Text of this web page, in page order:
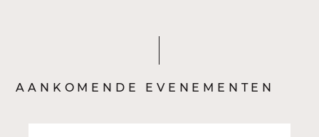
AANKOMENDE EVENEMENTEN